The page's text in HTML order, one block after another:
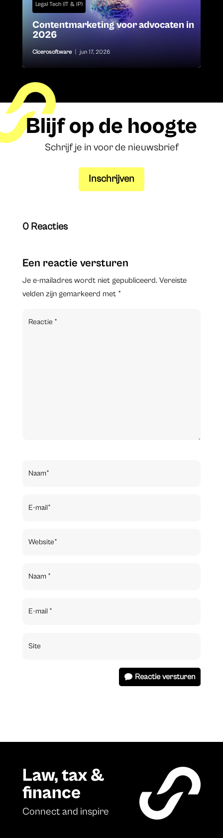
Legal Tech (IT & IP)
Contentmarketing voor advocaten in
2026
Cicerosoftware jun 17, 2026
Blijf op de hoogte
Schrijf je in voor de nieuwsbrief
Inschrijven
0 Reacties
Een reactie versturen
Je e-mailadres wordt niet gepubliceerd. Vereiste
velden zijn gemarkeerd met *
Reactie versturen
Law, tax &
finance
Connect and inspire